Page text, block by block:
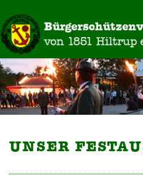
UNSER